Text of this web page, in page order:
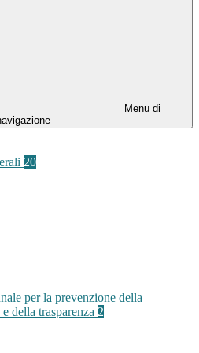
Menu di
20
per la prevenzione della
della trasparenza 2